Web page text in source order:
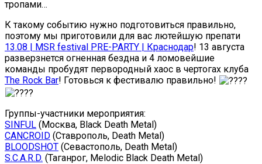
тропами…
К такому событию нужно подготовиться правильно,
поэтому мы приготовили для вас лютейшую препати
13.08 | MSR festival PRE-PARTY | Краснодар! 13 августа
разверзнется огненная бездна и 4 ломовейшие
команды пробудят первородный хаос в чертогах клуба
The Rock Bar! Готовься к фестивалю правильно!
Группы-участники мероприятия:
SINFUL (Москва, Black Death Metal)
CANCROID (Ставрополь, Death Metal)
BLOODSHOT (Севастополь, Death Metal)
S.C.A.R.D. (Таганрог, Melodic Black Death Metal)